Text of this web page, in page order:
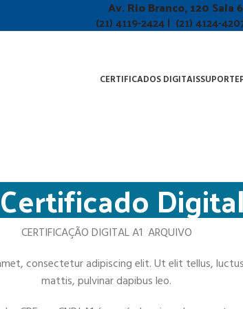
Av. Rio Branco, 120 Sala
(21) 4119-2424 | (21) 4124-
CERTIFICADOS DIGITAISSUPORTE
Certificado
CERTIFICAÇÃO DIGITAL A1 ARQUIVO
consectetur adipiscing elit. Ut elit tellus,
mattis, pulvinar dapibus leo.